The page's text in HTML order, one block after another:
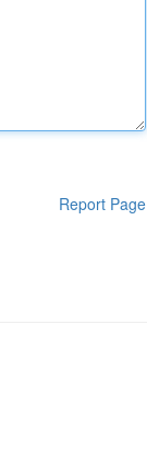
Report Page